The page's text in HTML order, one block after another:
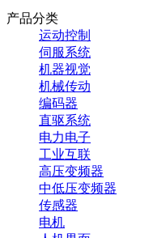
产品分类
运动控制
伺服系统
机器视觉
机械传动
编码器
直驱系统
电力电子
工业互联
高压变频器
中低压变频器
传感器
电机